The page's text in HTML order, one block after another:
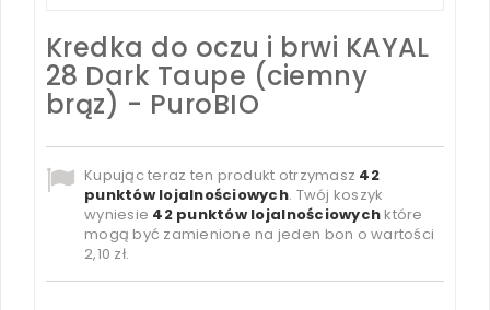
Kredka do oczu i brwi KAYAL
28 Dark Taupe (ciemny
brąz) - PuroBIO
Kupując teraz ten produkt otrzymasz 42
punktów lojalnościowych. Twój koszyk
wyniesie 42punktów lojalnościowych które
mogą być zamienione na jeden bon o wartości
2,10 zł.